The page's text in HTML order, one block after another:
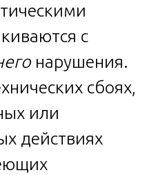
с
нарушения.
сбоях,
или
действиях